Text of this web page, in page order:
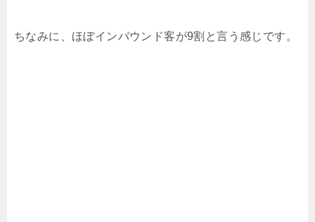
ちなみに、ほぼインバウンド客が9割と言う感じです。